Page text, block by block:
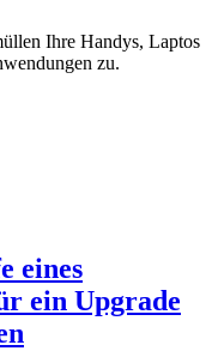
Ihre Handys, Laptos
zu.
eines
ein Upgrade